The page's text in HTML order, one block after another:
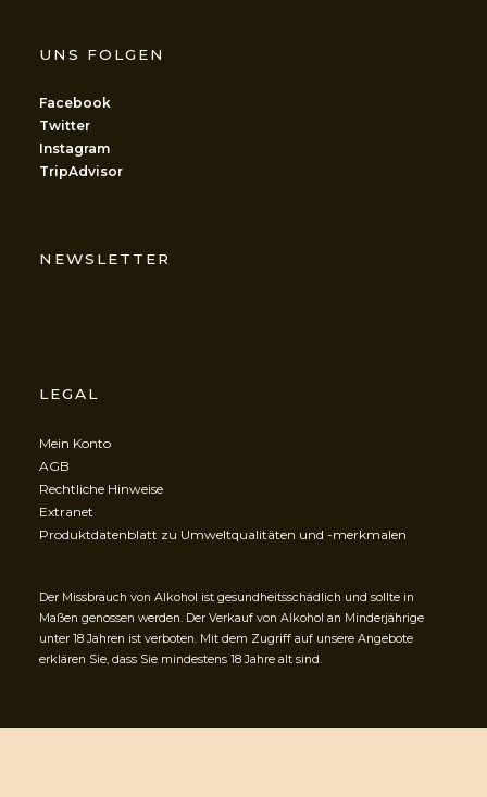
UNS FOLGEN
Facebook
Twitter
Instagram
TripAdvisor
NEWSLETTER
LEGAL
Mein Konto
AGB
Rechtliche Hinweise
Extranet
Produktdatenblatt zu Umweltqualitäten und -merkmalen
Der Missbrauch von Alkohol ist gesundheitsschädlich und sollte in
Maßen genossen werden. Der Verkauf von Alkohol an Minderjährige
unter 18 Jahren ist verboten. Mit dem Zugriff auf unsere Angebote
erklären Sie, dass Sie mindestens 18 Jahre alt sind.